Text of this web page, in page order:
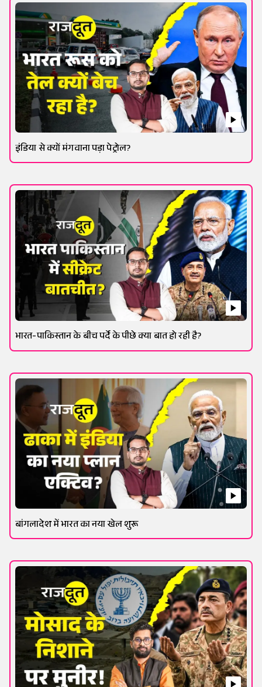
इंडिया से क्यों मंगवाना पड़ा पेट्रोल?
भारत-पाकिस्तान के बीच पर्दे के पीछे क्या बात हो रही है?
बांगलादेश में भारत का नया खेल शुरू